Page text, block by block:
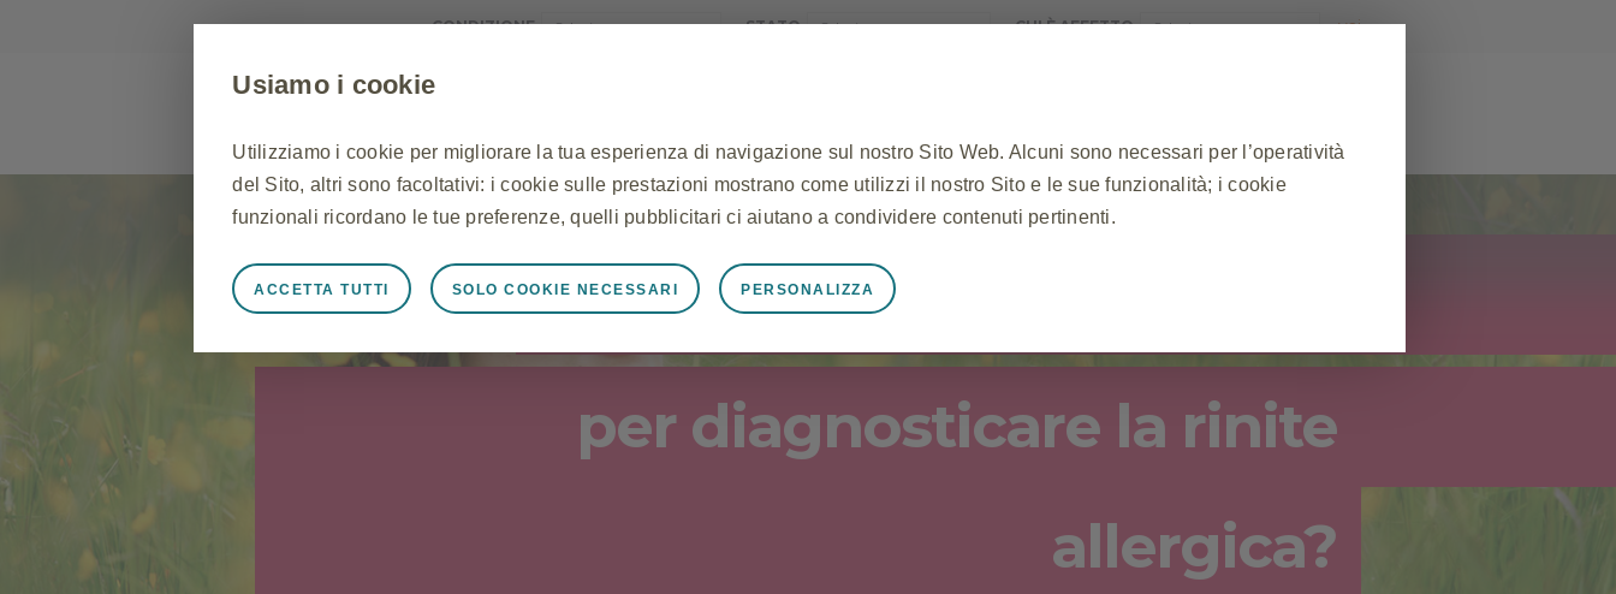
CONDIZIONE STATO CHI È AFFETTO
ASMA EGPA RISORSE UTILI
quali esami sono necessari
per diagnosticare la rinite
allergica?
Usiamo i cookie
Utilizziamo i cookie per migliorare la tua esperienza di navigazione sul nostro Sito Web. Alcuni sono necessari per l’operatività
del Sito, altri sono facoltativi: i cookie sulle prestazioni mostrano come utilizzi il nostro Sito e le sue funzionalità; i cookie
funzionali ricordano le tue preferenze, quelli pubblicitari ci aiutano a condividere contenuti pertinenti.
Sempre attivi Cookie strettamente necessari
Cookie necessari affinché il Sito funzioni correttamente, ad esempio per memorizzare i dati della sessione durante una visita al
risposta ad azioni effettuate dall'utente equivalenti ad una richiesta di servizi, come l'impostazione delle preferenze sulla privacy,
l'accesso o la compilazione di moduli. Puoi impostare il tuo browser per bloccare o avvisarti di questi cookie, ma alcune parti del
SOLO COOKIE NECESSARI PERSONALIZZA
ACCETTA TUTTI